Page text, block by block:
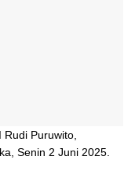
Puruwito,
Senin 2 Juni 2025.